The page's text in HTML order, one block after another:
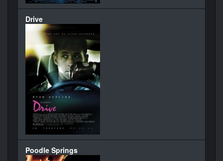
Drive
Poodle Springs